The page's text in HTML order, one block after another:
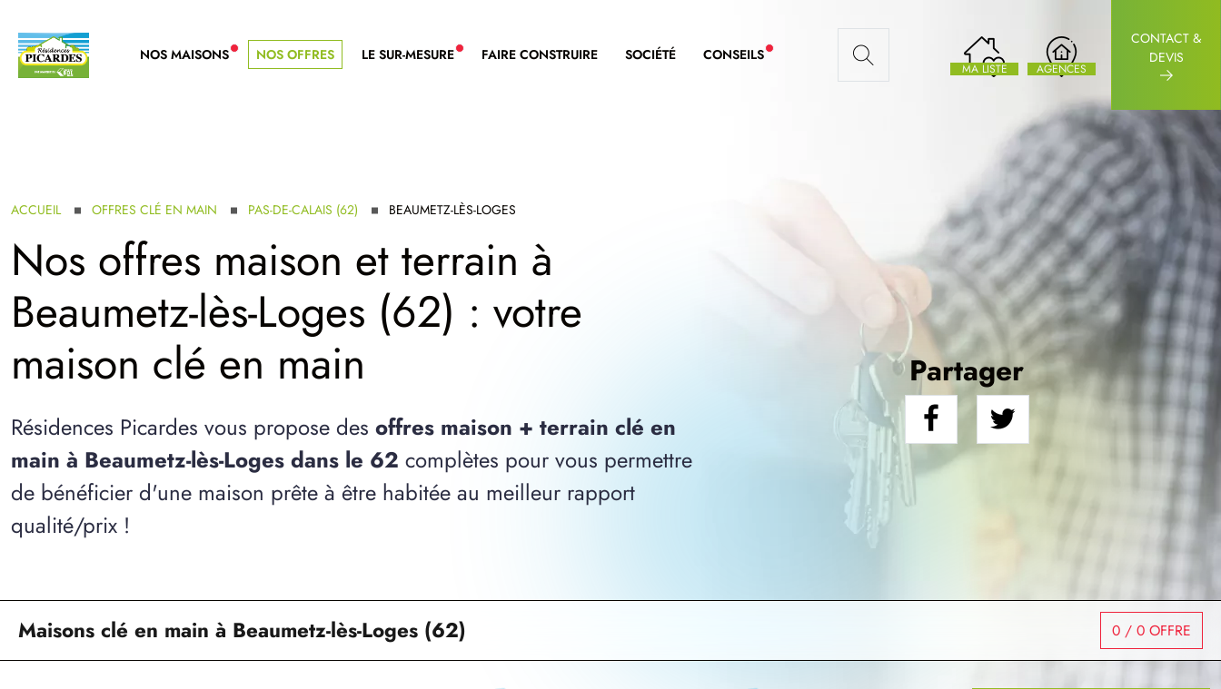
NOS MAISONS NOUVELLE GAMME
NOS OFFRES LE SUR-MESURE NOUVEAU SERVICE BDL EXTENSION
FAIRE CONSTRUIRE SOCIÉTÉ CONSEILS NOUVEAUX ARTICLES
MA LISTE AGENCES
CONTACT &
DEVIS
ACCUEIL OFFRES CLÉ EN MAIN PAS-DE-CALAIS (62) BEAUMETZ-LÈS-LOGES
Nos offres maison et terrain à
Beaumetz-lès-Loges (62) : votre
maison clé en main
Résidences Picardes vous propose des offres maison + terrain clé en
main à Beaumetz-lès-Loges dans le 62 complètes pour vous permettre
de bénéficier d'une maison prête à être habitée au meilleur rapport
qualité/prix !
Partager
Maisons clé en main à Beaumetz-lès-Loges (62) 0 / 0 OFFRE